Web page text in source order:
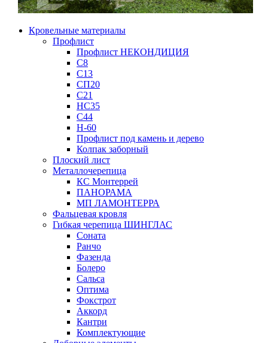
Кровельные материалы
Профлист
Профлист НЕКОНДИЦИЯ
С8
С13
СП20
С21
НС35
С44
Н-60
Профлист под камень и дерево
Колпак заборный
Плоский лист
Металлочерепица
КС Монтеррей
ПАНОРАМА
МП ЛАМОНТЕРРА
Фальцевая кровля
Гибкая черепица ШИНГЛАС
Соната
Ранчо
Фазенда
Болеро
Сальса
Оптима
Фокстрот
Аккорд
Кантри
Комплектующие